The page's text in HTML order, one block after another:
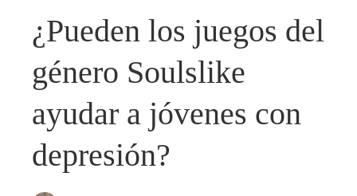
¿Pueden los juegos del
género Soulslike
ayudar a jóvenes con
depresión?